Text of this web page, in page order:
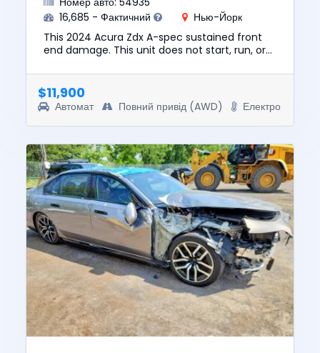
16,685 - Фактичний
Нью-Йорк
This 2024 Acura Zdx A-spec sustained front
end damage. This unit does not start, run, or
was $32862. This v...
$11,900
Автомат Повний привід (AWD) Електро